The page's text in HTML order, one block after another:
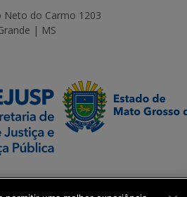
Neto do Carmo 1203
| MS